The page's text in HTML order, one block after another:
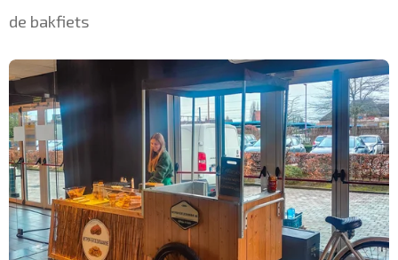
de bakfiets